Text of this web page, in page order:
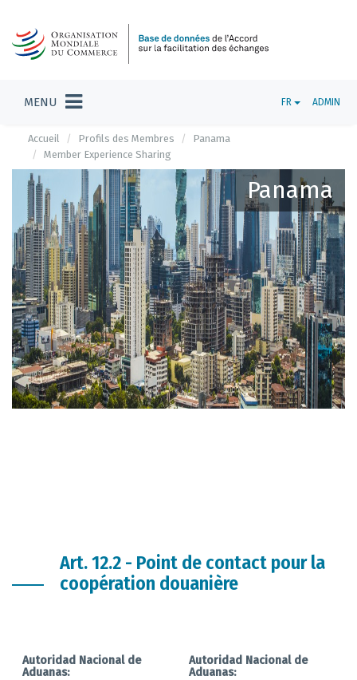
MENU FR ADMIN
Accueil Profils des Membres
Panama
Member Experience Sharing
Panama
Art. 12.2 - Point de contact pour la
coopération douanière
Autoridad Nacional de
Aduanas:
Autoridad Nacional de
Aduanas: